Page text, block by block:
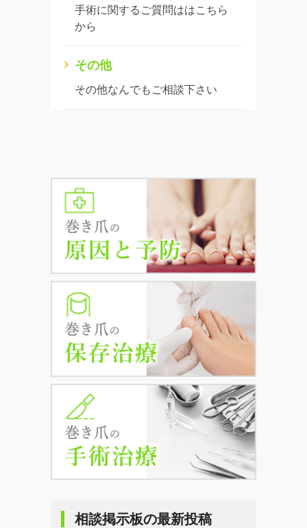
手術に関するご質問ははこちら
から
その他
その他なんでもご相談下さい
相談掲示板の最新投稿